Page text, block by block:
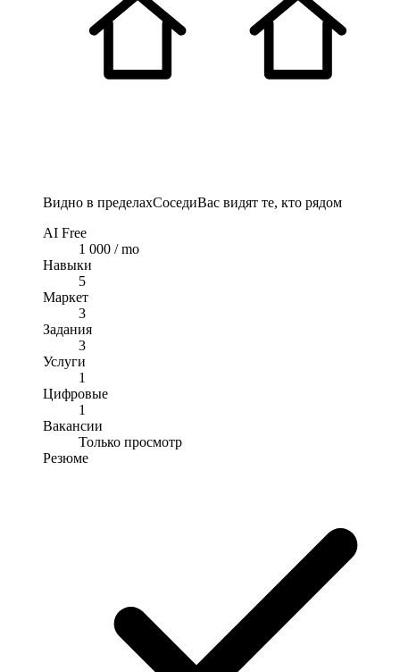
Видно в пределахСоседиВас видят те, кто рядом
AI Free
1 000 / mo
Навыки
5
Маркет
3
Задания
3
Услуги
1
Цифровые
1
Вакансии
Только просмотр
Резюме